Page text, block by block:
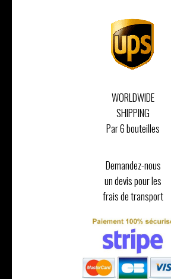
WORLDWIDE
SHIPPING
Par 6 bouteilles
Demandez-nous
un devis pour les
frais de transport